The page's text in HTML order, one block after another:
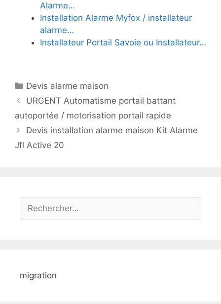
Alarme…
Installation Alarme Myfox / installateur
alarme…
Installateur Portail Savoie ou Installateur…
Catégories
Devis alarme maison
URGENT Automatisme portail battant
autoportée / motorisation portail rapide
Devis installation alarme maison Kit Alarme
Jfl Active 20
migration